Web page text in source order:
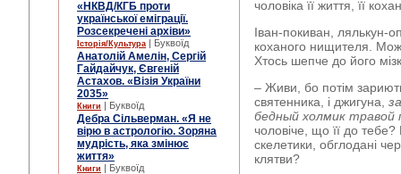
«НКВД/КГБ проти
української еміграції.
Розсекречені архіви»
Історія/Культура | Буквоїд
Анатолій Амелін, Сергій
Гайдайчук, Євгеній
Астахов. «Візія України
2035»
Книги | Буквоїд
Дебра Сільверман. «Я не
вірю в астрологію. Зоряна
мудрість, яка змінює
життя»
Книги | Буквоїд
чоловіка її життя, її
Іван-покиван, лялькун-
коханого нищителя.
Хтось шепче до його
– Живи, бо потім
святенника, і джигуна,
бедный холмик
чоловіче, що її до
скелетики, обглодані
клятви?